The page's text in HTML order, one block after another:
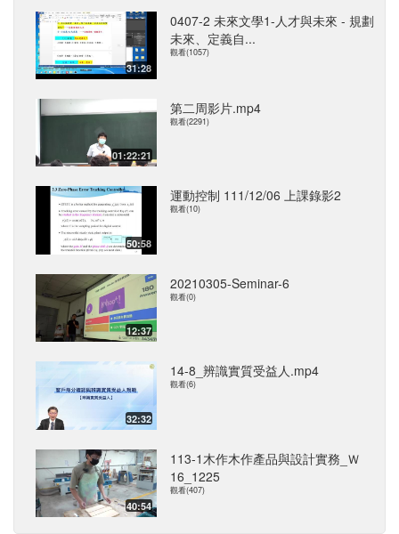
31:28
0407-2 未來文學1-人才與未來 - 規劃
未來、定義自...
觀看(1057)
01:22:21
第二周影片.mp4
觀看(2291)
50:58
運動控制 111/12/06 上課錄影2
觀看(10)
12:37
20210305-Seminar-6
觀看(0)
32:32
14-8_辨識實質受益人.mp4
觀看(6)
40:54
113-1木作木作產品與設計實務_Ｗ
16_1225
觀看(407)